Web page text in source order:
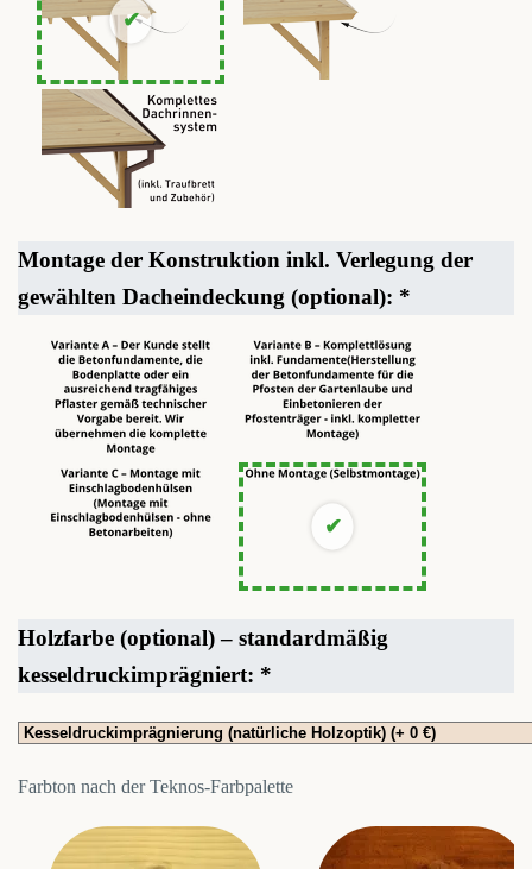
Montage der Konstruktion inkl. Verlegung der
gewählten Dacheindeckung (optional): *
Holzfarbe (optional) – standardmäßig
kesseldruckimprägniert: *
Farbton nach der Teknos-Farbpalette